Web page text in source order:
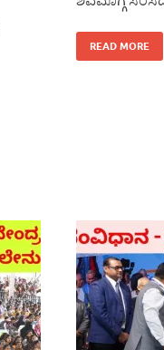
READ MORE